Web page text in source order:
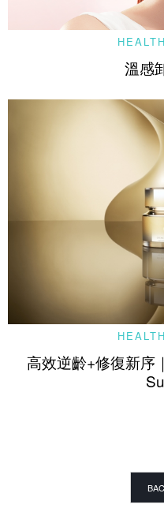
溫感
高效逆齡+修復新序